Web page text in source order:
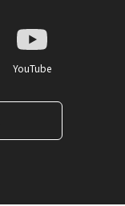
YouTube